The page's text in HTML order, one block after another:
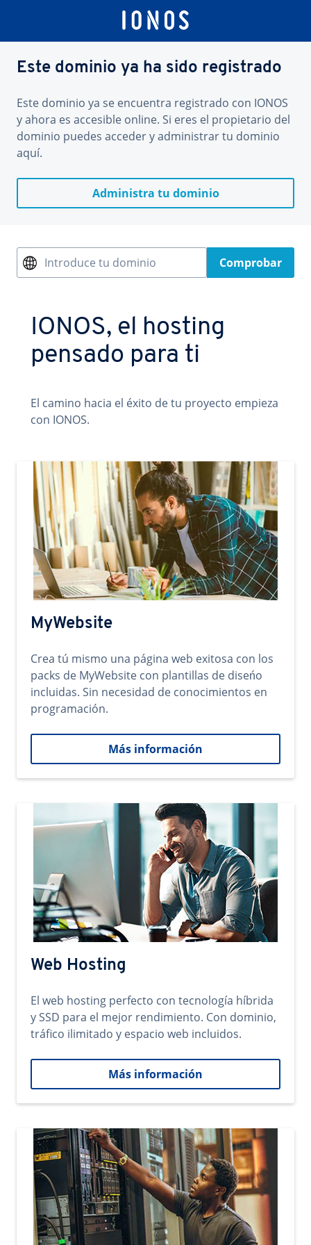
Este dominio ya ha sido registrado
Este dominio ya se encuentra registrado con IONOS
y ahora es accesible online. Si eres el propietario del
dominio puedes acceder y administrar tu dominio
aquí.
Administra tu dominio
Introduce tu dominio Comprobar
IONOS, el hosting
pensado para ti
El camino hacia el éxito de tu proyecto empieza
con IONOS.
MyWebsite
Crea tú mismo una página web exitosa con los
packs de MyWebsite con plantillas de diseńo
incluidas. Sin necesidad de conocimientos en
programación.
Más información
Web Hosting
El web hosting perfecto con tecnología híbrida
y SSD para el mejor rendimiento. Con dominio,
tráfico ilimitado y espacio web incluidos.
Más información